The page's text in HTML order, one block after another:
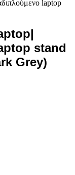
stand
Grey)